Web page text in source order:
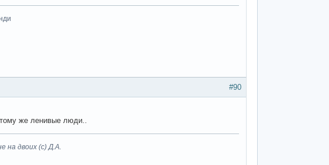
#90
же ленивые люди..
на двоих (с) Д.А.